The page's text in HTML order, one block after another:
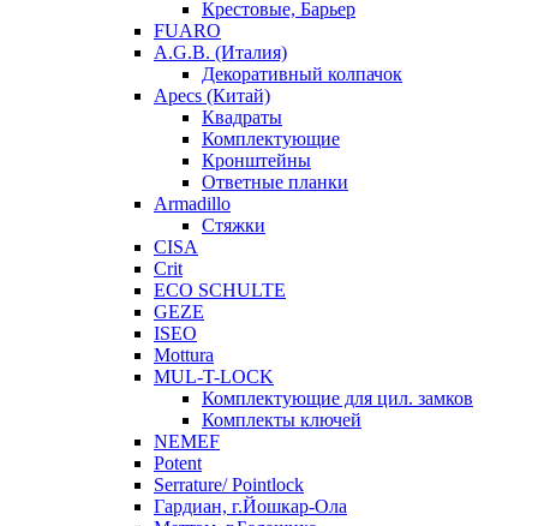
Крестовые, Барьер
FUARO
A.G.B. (Италия)
Декоративный колпачок
Apecs (Китай)
Квадраты
Комплектующие
Кронштейны
Ответные планки
Armadillo
Стяжки
CISA
Crit
ECO SCHULTE
GEZE
ISEO
Mottura
MUL-T-LOCK
Комплектующие для цил. замков
Комплекты ключей
NEMEF
Potent
Serrature/ Pointlock
Гардиан, г.Йошкар-Ола